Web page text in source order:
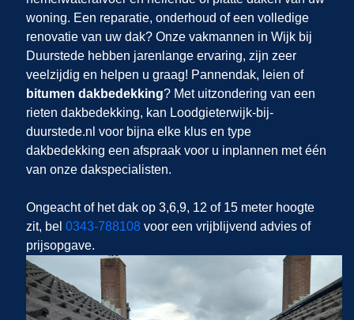
woning. Een reparatie, onderhoud of een volledige
renovatie van uw dak? Onze vakmannen in Wijk bij
Duurstede hebben jarenlange ervaring, zijn zeer
veelzijdig en helpen u graag! Pannendak, leien of
bitumen dakbedekking? Met uitzondering van een
rieten dakbedekking, kan Loodgieterwijk-bij-
duurstede.nl voor bijna elke klus en type
dakbedekking een afspraak voor u inplannen met één
van onze dakspecialisten.
Ongeacht of het dak op 3,6,9, 12 of 15 meter hoogte
zit, bel 0343-788108voor een vrijblijvend advies of
prijsopgave.